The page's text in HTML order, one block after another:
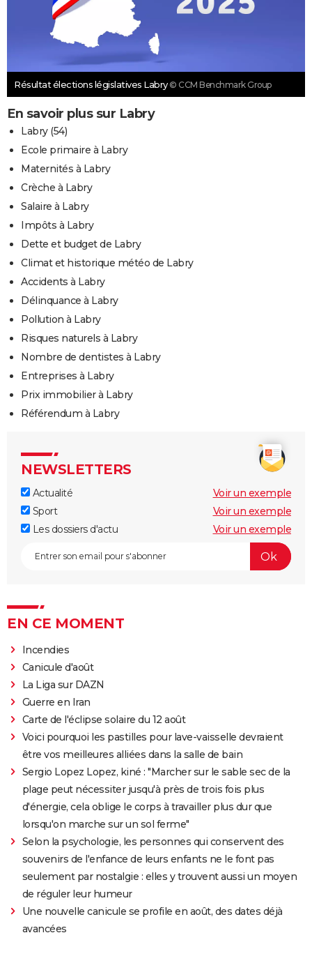
Résultat élections législatives Labry © CCM Benchmark Group
En savoir plus sur Labry
Labry (54)
Ecole primaire à Labry
Maternités à Labry
Crèche à Labry
Salaire à Labry
Impôts à Labry
Dette et budget de Labry
Climat et historique météo de Labry
Accidents à Labry
Délinquance à Labry
Pollution à Labry
Risques naturels à Labry
Nombre de dentistes à Labry
Entreprises à Labry
Prix immobilier à Labry
Référendum à Labry
NEWSLETTERS
Actualité
Voir un exemple
Sport
Voir un exemple
Les dossiers d'actu
Voir un exemple
EN CE MOMENT
Incendies
Canicule d'août
La Liga sur DAZN
Guerre en Iran
Carte de l'éclipse solaire du 12 août
Voici pourquoi les pastilles pour lave-vaisselle devraient
être vos meilleures alliées dans la salle de bain
Sergio Lopez Lopez, kiné : "Marcher sur le sable sec de la
plage peut nécessiter jusqu'à près de trois fois plus
d'énergie, cela oblige le corps à travailler plus dur que
lorsqu'on marche sur un sol ferme"
Selon la psychologie, les personnes qui conservent des
souvenirs de l'enfance de leurs enfants ne le font pas
seulement par nostalgie : elles y trouvent aussi un moyen
de réguler leur humeur
Une nouvelle canicule se profile en août, des dates déjà
avancées